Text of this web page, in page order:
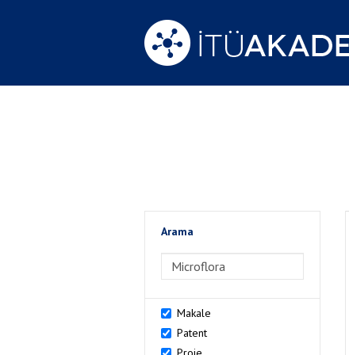
Arama
Makale
Patent